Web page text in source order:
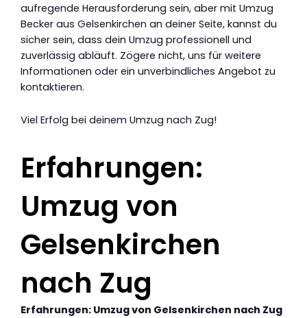
aufregende Herausforderung sein, aber mit Umzug
Becker aus Gelsenkirchen an deiner Seite, kannst du
sicher sein, dass dein Umzug professionell und
zuverlässig abläuft. Zögere nicht, uns für weitere
Informationen oder ein unverbindliches Angebot zu
kontaktieren.
Viel Erfolg bei deinem Umzug nach Zug!
Erfahrungen:
Umzug von
Gelsenkirchen
nach Zug
Erfahrungen: Umzug von Gelsenkirchen nach Zug